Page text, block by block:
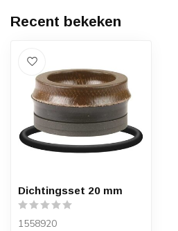
Recent bekeken
Dichtingsset 20 mm
1558920